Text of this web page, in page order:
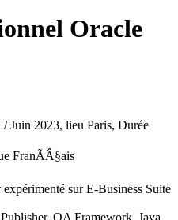
Oracle
Juin 2023, lieu Paris, Durée
FranÃÂ§ais
sur E-Business Suite
OA Framework, Java